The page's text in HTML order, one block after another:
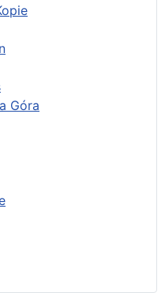
Góra